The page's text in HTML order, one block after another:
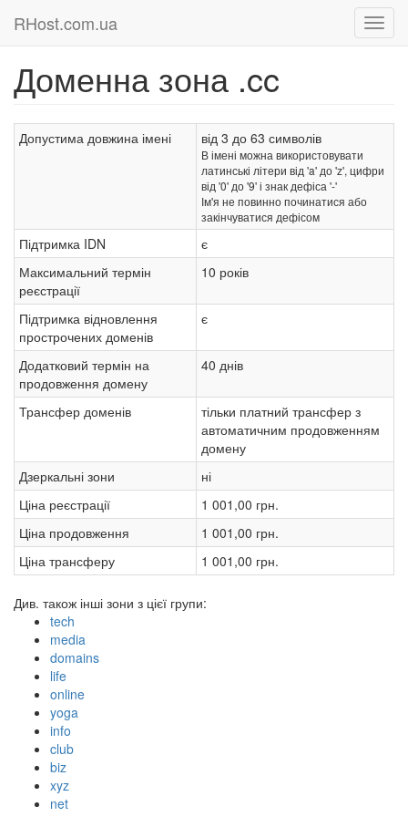
RHost.com.ua
Доменна зона .cc
Допустима довжина імені від 3 до 63 символів
В імені можна використовувати
латинські літери від 'a' до 'z', цифри
від '0' до '9' і знак дефіса '-'
Ім'я не повинно починатися або
закінчуватися дефісом
Підтримка IDN
є
Максимальний термін
реєстрації
10 років
Підтримка відновлення
прострочених доменів
є
Додатковий термін на
продовження домену
40 днів
Трансфер доменів
тільки платний трансфер з
автоматичним продовженням
домену
Дзеркальні зони
ні
Ціна реєстрації
1 001,00 грн.
Ціна продовження
1 001,00 грн.
Ціна трансферу
1 001,00 грн.
Див. також інші зони з цієї групи:
tech
media
domains
life
online
yoga
info
club
biz
xyz
net